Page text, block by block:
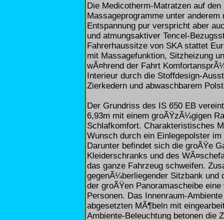
Die Medicotherm-Matratzen auf
Massageprogramme unter
Entspannung pur verspricht aber
und atmungsaktiver Tencel-
Fahrerhaussitze von SKA stattet
mit Massagefunktion, Sitzheizung
wÃ¤hrend der Fahrt
Interieur durch die Stoffdesign-
Zierkedern und abwaschbarem
Der Grundriss des IS 650 EB
6,93m mit einem groÃŸzÃ¼gigen
Schlafkomfort. Charakteristisches
Wunsch durch ein Einlegepolster
Darunter befindet sich die groÃŸe
Kleiderschranks und des
das ganze Fahrzeug schweifen.
gegenÃ¼berliegender Sitzbank und
der groÃŸen Panoramascheibe
Personen. Das Innenraum-
abgesetzten MÃ¶beln mit
Ambiente-Beleuchtung betonen die